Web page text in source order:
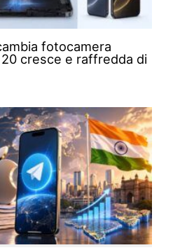
fotocamera
cresce e raffredda di